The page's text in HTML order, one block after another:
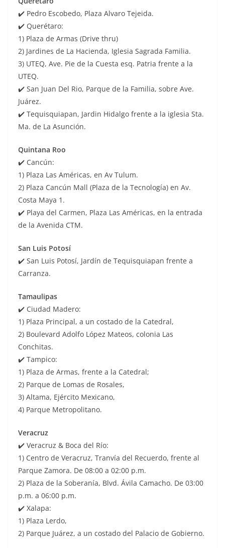
✔️ Pedro Escobedo, Plaza Alvaro Tejeida.
✔️ Querétaro:
1) Plaza de Armas (Drive thru)
2) Jardines de La Hacienda, Iglesia Sagrada Familia.
3) UTEQ, Ave. Pie de la Cuesta esq. Patria frente a la
UTEQ.
✔️ San Juan Del Rio, Parque de la Familia, sobre Ave.
Juárez.
✔️ Tequisquiapan, Jardin Hidalgo frente a la iglesia Sta.
Ma. de La Asunción.
Quintana Roo
✔️ Cancún:
1) Plaza Las Américas, en Av Tulum.
2) Plaza Cancún Mall (Plaza de la Tecnología) en Av.
Costa Maya 1.
✔️ Playa del Carmen, Plaza Las Américas, en la entrada
de la Avenida CTM.
San Luis Potosí
✔️ San Luis Potosí, Jardín de Tequisquiapan frente a
Carranza.
Tamaulipas
✔️ Ciudad Madero:
1) Plaza Principal, a un costado de la Catedral,
2) Boulevard Adolfo López Mateos, colonia Las
Conchitas.
✔️ Tampico:
1) Plaza de Armas, frente a la Catedral;
2) Parque de Lomas de Rosales,
3) Altama, Ejército Mexicano,
4) Parque Metropolitano.
Veracruz
✔️ Veracruz & Boca del Río:
1) Centro de Veracruz, Tranvía del Recuerdo, frente al
Parque Zamora. De 08:00 a 02:00 p.m.
2) Plaza de la Soberanía, Blvd. Ávila Camacho. De 03:00
p.m. a 06:00 p.m.
✔️ Xalapa:
1) Plaza Lerdo,
2) Parque Juárez, a un costado del Palacio de Gobierno.